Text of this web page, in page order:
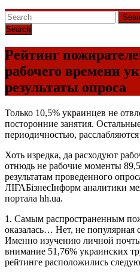
Рейтинг
рабочего времени
результаты опроса
Только 10,5% украинцев не
посторонние занятия.
периодичностью, расслабляются
Хоть изредка, да расходуют
отнюдь не рабочие моменты
результатам проведенного
ЛІГАБізнесІнформ аналитики
портала hh.ua.
1. Самым распространенным
оказалась… Нет, не популярная
Именно изучению личной
внимание 51,76% украинских
рейтинге расположились